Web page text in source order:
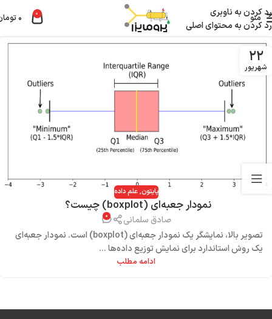
رد کردن به ناوبری
رد کردن به محتوای اصلی
منو 0 ۰
۲۲
شهریور
پایتون,علم داده
نمودار جعبه‌ای (boxplot) چیست؟
صادق سلمانی ۰
تصویر بالا، نمایشگر یک نمودار جعبه‌ای (boxplot) است. نمودار جعبه‌ای
یک روش استاندارد برای نمایش توزیع داده‌ها ...
ادامه مطلب